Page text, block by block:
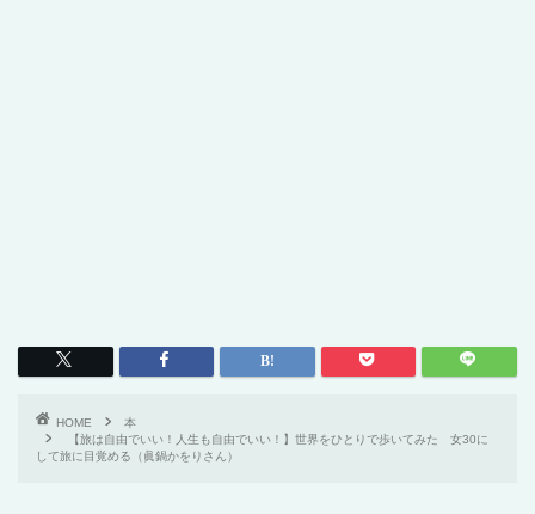
HOME
本
【旅は自由でいい！人生も自由でいい！】世界をひとりで歩いてみた 女30に
して旅に目覚める（眞鍋かをりさん）